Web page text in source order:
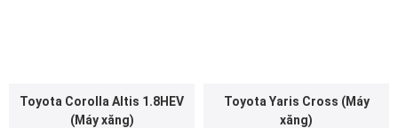
Toyota Corolla Altis 1.8HEV
(Máy xăng)
Toyota Yaris Cross (Máy
xăng)